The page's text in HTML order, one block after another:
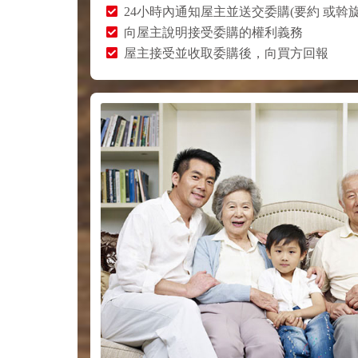
24小時內通知屋主並送交委購(要約 或斡
向屋主說明接受委購的權利義務
屋主接受並收取委購後，向買方回報